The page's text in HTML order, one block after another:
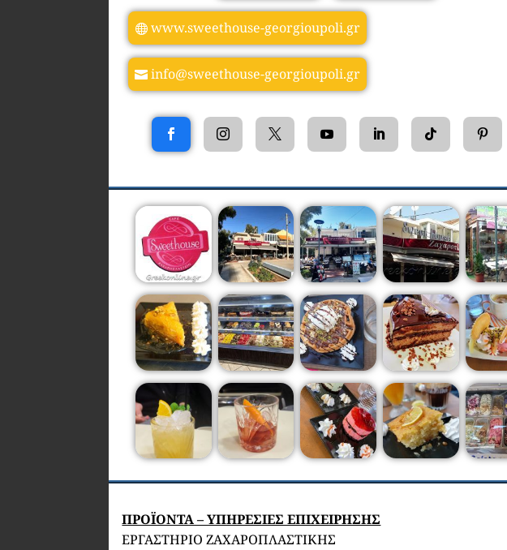
www.sweethouse-georgioupoli.gr
info@sweethouse-georgioupoli.gr
ΠΡΟΪΟΝΤΑ – ΥΠΗΡΕΣΙΕΣ ΕΠΙΧΕΙΡΗΣΗΣ
ΕΡΓΑΣΤΗΡΙΟ ΖΑΧΑΡΟΠΛΑΣΤΙΚΗΣ